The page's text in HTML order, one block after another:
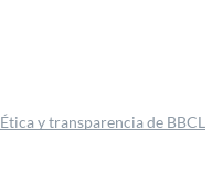
Ética y transparencia de BBCL